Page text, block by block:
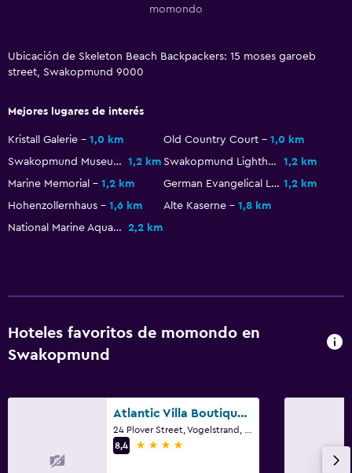
Servicio de traslado (cargo adicional)
Sistema de entretenimiento
TV de pantalla plana
Sala de estar/TV compartida
TV
Comedor
Cocina compartida
La comida se puede entregar en el alojamiento
Mostrador de información turística
momondo
Ubicación de Skeleton Beach Backpackers: 15 moses garoeb
street, Swakopmund 9000
Mejores lugares de interés
Kristall Galerie 1,0 km Old Country Court
1,0 km
Swakopmund Museum
1,2 km Swakopmund Lighthouse
1,2 km
Marine Memorial
1,2 km German Evangelical Lutheran Church 1,2 km
Hohenzollernhaus
1,6 km Alte Kaserne
1,8 km
National Marine Aquarium
2,2 km
Hoteles favoritos de momondo en
Swakopmund
Atlantic Villa Boutique Guesthouse
8,4
4 estrellas